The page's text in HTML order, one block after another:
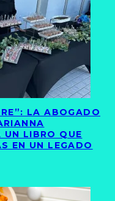
LA ABOGADO
UN LIBRO QUE
EN UN LEGADO